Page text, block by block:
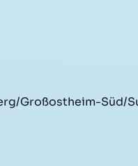
Großostheim-Süd/